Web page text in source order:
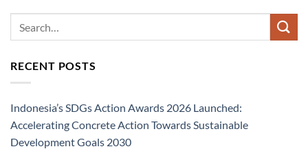
RECENT POSTS
Indonesia’s SDGs Action Awards 2026 Launched:
Accelerating Concrete Action Towards Sustainable
Development Goals 2030